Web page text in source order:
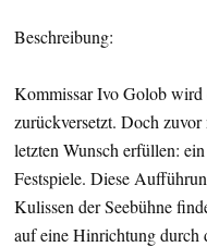
Beschreibung:
Kommissar Ivo Golob wird
zurückversetzt. Doch
letzten Wunsch erfüllen:
Festspiele. Diese
Kulissen der Seebühne
auf eine Hinrichtung durch